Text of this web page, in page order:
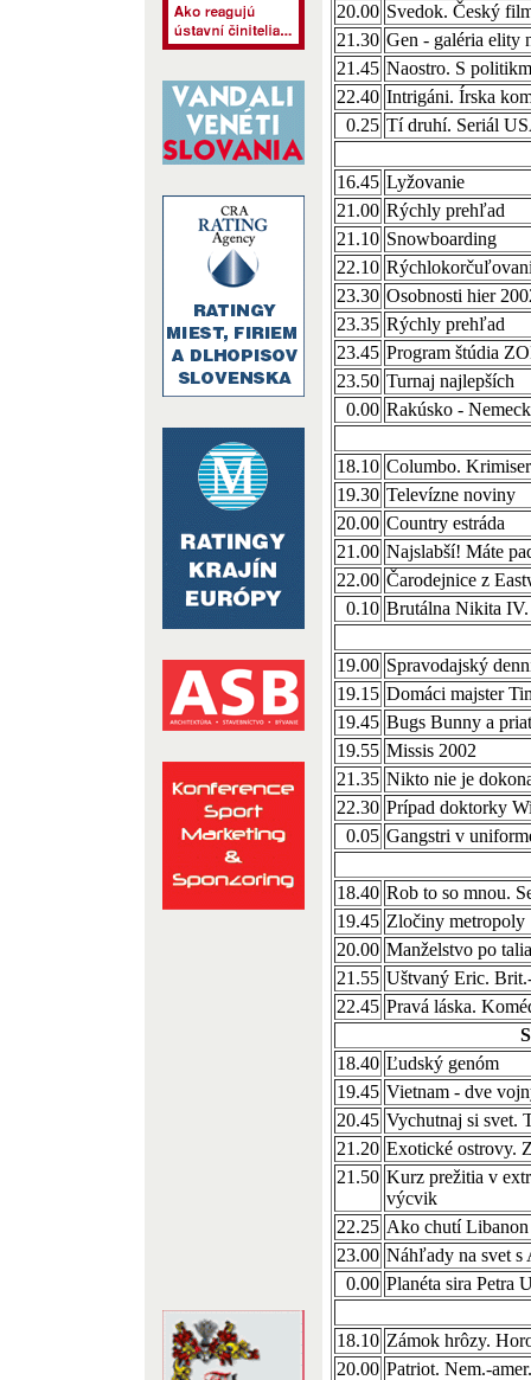
20.00 Svedok. Český
21.30 Gen - galéria elity
21.45 Naostro. S
22.40 Intrigáni. Írska
0.25 Tí druhí. Seriál
16.45 Lyžovanie
21.00 Rýchly prehľad
21.10 Snowboarding
22.10
23.30 Osobnosti hier
23.35 Rýchly prehľad
23.45 Program štúdia
23.50 Turnaj najlepších
0.00 Rakúsko -
18.10 Columbo.
19.30 Televízne noviny
20.00 Country estráda
21.00 Najslabší! Máte
22.00 Čarodejnice z
0.10 Brutálna Nikita
19.00 Spravodajský
19.15 Domáci majster
19.45 Bugs Bunny a
19.55 Missis 2002
21.35 Nikto nie je
22.30 Prípad doktorky
0.05 Gangstri v
18.40 Rob to so mnou.
19.45 Zločiny metropoly
20.00 Manželstvo po
21.55 Uštvaný Eric.
22.45 Pravá láska.
18.40 Ľudský genóm
19.45 Vietnam - dve
20.45 Vychutnaj si svet.
21.20 Exotické ostrovy.
21.50 Kurz prežitia v
výcvik
22.25 Ako chutí Libanon
23.00 Náhľady na svet s
0.00 Planéta sira Petra
18.10 Zámok hrôzy.
20.00 Patriot. Nem.-